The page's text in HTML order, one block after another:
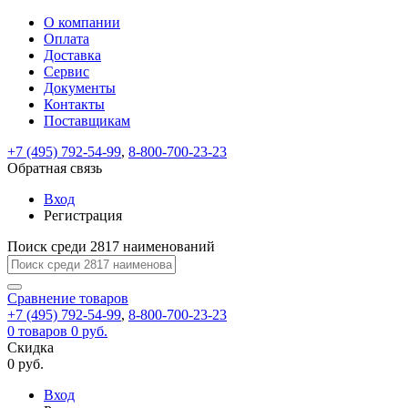
ВходРегистрация
Только
test@example.com
отправлена
по
ней
для
регистрации.
Ок
Только
Запомнить
меня
Забыли
Восстановление
пароля
Заполните
форму.
Мы
отправим
ссылку
на
указанный
электронный
адрес,
перейдя
по
которой
вы
новый
На
вашу
test@test.ru
отправлена
ссылка.
Перейдите
по
для
смены
пароля.
Введите
новый
пароль
Сменить
Пароль
успешно
Войти
Обратная
связь
Сообщение
пользовательского
соглашения
Ваше
сообщение
успешно
О компании
Оплата
Доставка
Сервис
Документы
Контакты
Поставщикам
+7 (495) 792-54-99, 8-800-700-23-23
Обратная связь
Вход
Регистрация
Поиск среди 2817 наименований
Сравнение товаров
+7 (495) 792-54-99, 8-800-700-23-23
0 товаров 0 руб.
Скидка
0 руб.
Вход